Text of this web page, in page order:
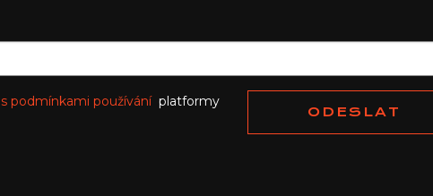
s podmínkami používáníplatformy